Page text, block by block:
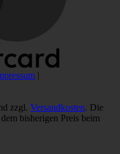
|
zzgl. Versandkosten. Die
bisherigen Preis beim